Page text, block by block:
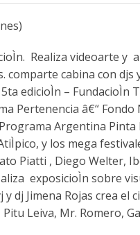
Realiza videoarte y
comparte cabina con
edicioÌn – FundacioÌn
Pertenencia â€“
Argentina Pinta
y los mega
Piatti , Diego Welter,
exposicioÌn sobre
Jimena Rojas crea el
Leiva, Mr. Romero,